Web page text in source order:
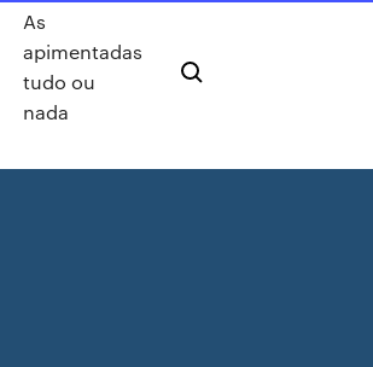
As
apimentadas
tudo ou
nada